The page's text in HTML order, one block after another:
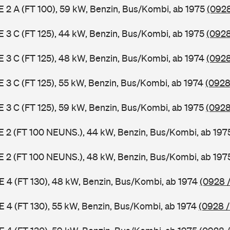
2 A (FT 100), 59 kW, Benzin, Bus/Kombi, ab 1975
3 C (FT 125), 44 kW, Benzin, Bus/Kombi, ab 1975
3 C (FT 125), 48 kW, Benzin, Bus/Kombi, ab 1974
3 C (FT 125), 55 kW, Benzin, Bus/Kombi, ab 1974
3 C (FT 125), 59 kW, Benzin, Bus/Kombi, ab 1975
2 (FT 100 NEUNS.), 44 kW, Benzin, Bus/Kombi, ab
2 (FT 100 NEUNS.), 48 kW, Benzin, Bus/Kombi, ab
4 (FT 130), 48 kW, Benzin, Bus/Kombi, ab 1974(0928
4 (FT 130), 55 kW, Benzin, Bus/Kombi, ab 1974(0928